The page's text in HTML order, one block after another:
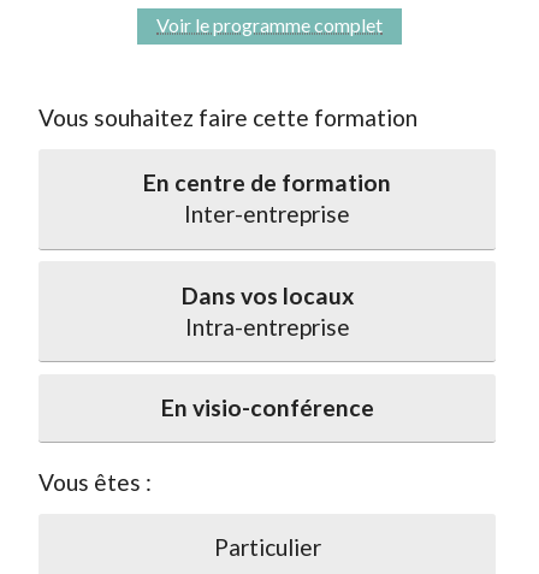
Voir le programme complet
Vous souhaitez faire cette formation
En centre de formation
Inter-entreprise
Dans vos locaux
Intra-entreprise
En visio-conférence
Vous êtes :
Particulier